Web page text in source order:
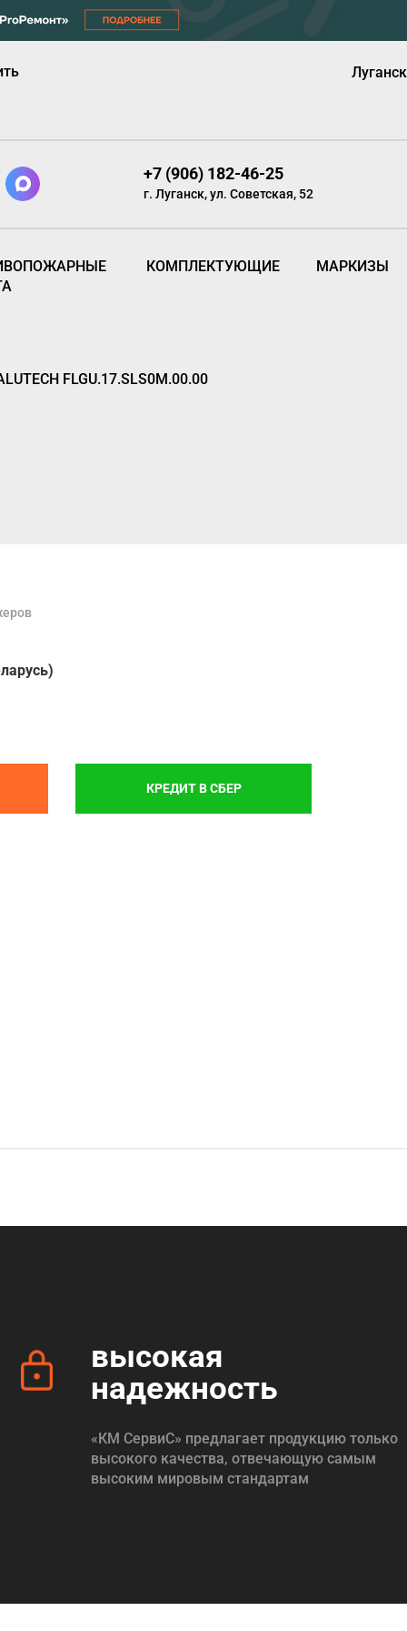
Луганск
+7 (906) 182-46-25
г. Луганск, ул. Советская, 52
КОМПЛЕКТУЮЩИЕ МАРКИЗЫ
FLGU.17.SLS0M.00.00
КРЕДИТ В СБЕР
высокая
надежность
«КМ СервиС» предлагает продукцию только
высокого качества, отвечающую самым
высоким мировым стандартам